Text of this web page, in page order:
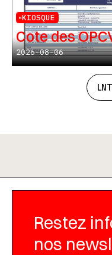
KIOSQUE
Cote des
2026-08-06
Restez
nos